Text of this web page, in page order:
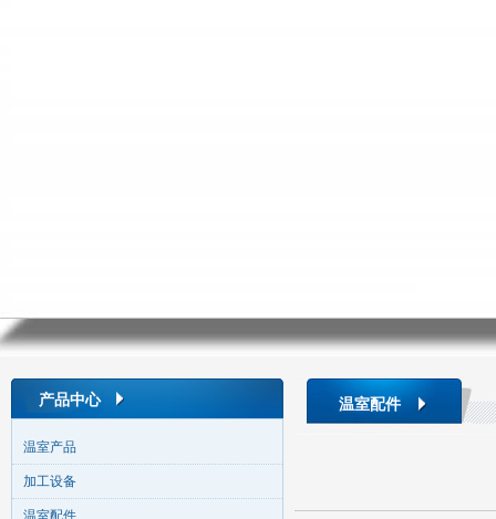
产品中心
温室产品
加工设备
温室配件
温室配件